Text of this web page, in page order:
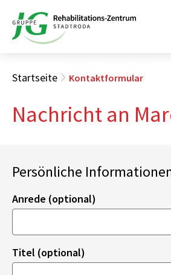
Startseite Kontaktformular
Nachricht an
Persönliche
Anrede (optional)
Titel (optional)